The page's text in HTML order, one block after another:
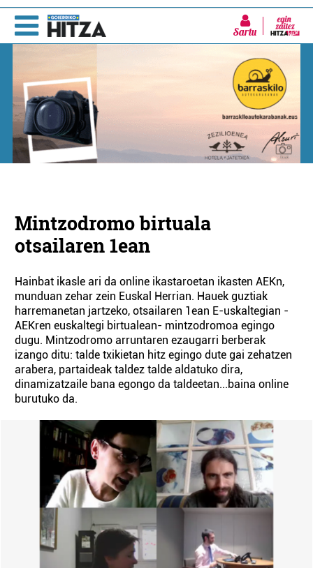
Sartu
Mintzodromo birtuala
otsailaren 1ean
Hainbat ikasle ari da online ikastaroetan ikasten AEKn,
munduan zehar zein Euskal Herrian. Hauek guztiak
harremanetan jartzeko, otsailaren 1ean E-uskaltegian -
AEKren euskaltegi birtualean- mintzodromoa egingo
dugu. Mintzodromo arruntaren ezaugarri berberak
izango ditu: talde txikietan hitz egingo dute gai zehatzen
arabera, partaideak taldez talde aldatuko dira,
dinamizatzaile bana egongo da taldeetan...baina online
burutuko da.